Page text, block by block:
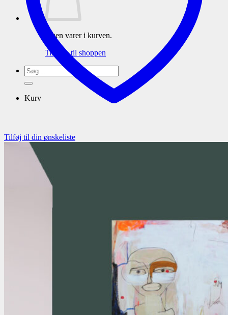
Ingen varer i kurven.
Tilbage til shoppen
Søg
efter:
Kurv
Tilføj til din ønskeliste